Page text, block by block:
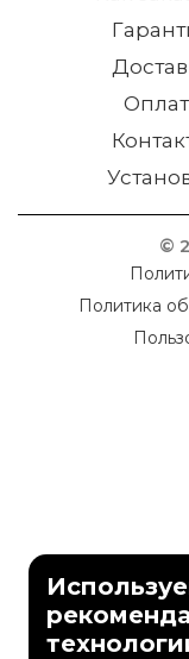
©
Политика